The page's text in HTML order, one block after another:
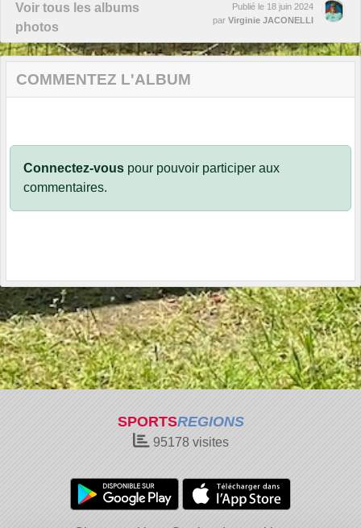
Voir tous les albums
photos
Publié le 18 juin 2024
par Virginie JACONELLI
COMMENTEZ L'ALBUM
Connectez-vous pour pouvoir participer aux
commentaires.
SPORTSREGIONS
95178visites